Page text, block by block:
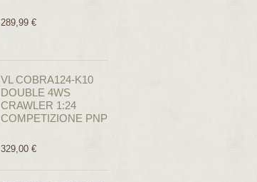
289,99 €
VL COBRA124-K10
DOUBLE 4WS
CRAWLER 1:24
COMPETIZIONE PNP
329,00 €